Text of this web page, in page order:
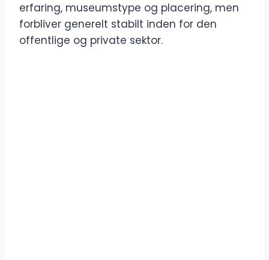
erfaring, museumstype og placering, men
forbliver generelt stabilt inden for den
offentlige og private sektor.